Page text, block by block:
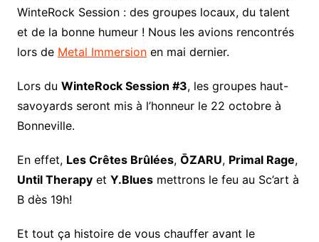
WinteRock Session : des groupes locaux, du talent
et de la bonne humeur ! Nous les avions rencontrés
lors de Metal Immersionen mai dernier.
Lors du WinteRock Session #3, les groupes haut-
savoyards seront mis à l’honneur le 22 octobre à
Bonneville.
En effet, Les Crêtes Brûlées, ŌZARU, Primal Rage,
Until Therapyet Y.Bluesmettrons le feu au Sc’art à
B dès 19h!
Et tout ça histoire de vous chauffer avant le